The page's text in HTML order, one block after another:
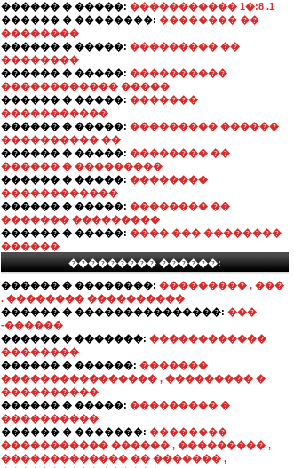
������ � �����: ����������� 1�:8 .1
������ � ��������: �������� ��
��������
������ � �����: ��������� ��
��������
������ � �����: ����������
������������ �����
������ � �����: �������
�����������
������ � �����: ��������� ������
���������� ��
������ � �����: �������� ��
������ � ���������
������ � �����: ��������
������������
������ � �����: �������� ��
������� ���������
������ � �����: ���� ��� ��������
������
��������� ������:
������ � ��������: ��������� , ���
. �������� ����������
������ � ���������������: ���
-������
������ � �������: ������������
��������
������ � ������: �������
���������������� , ��������� �
����������
������ � �����: ��������� �
����������
������ � �������: ��������
����������� ������ , ��������� ,
������������� �� ������� ,